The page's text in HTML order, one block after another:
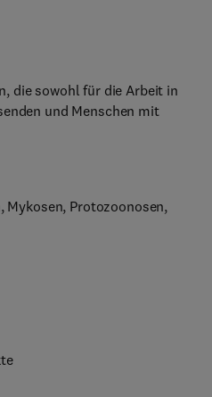
die sowohl für die Arbeit in
und Menschen mit
Protozoonosen,